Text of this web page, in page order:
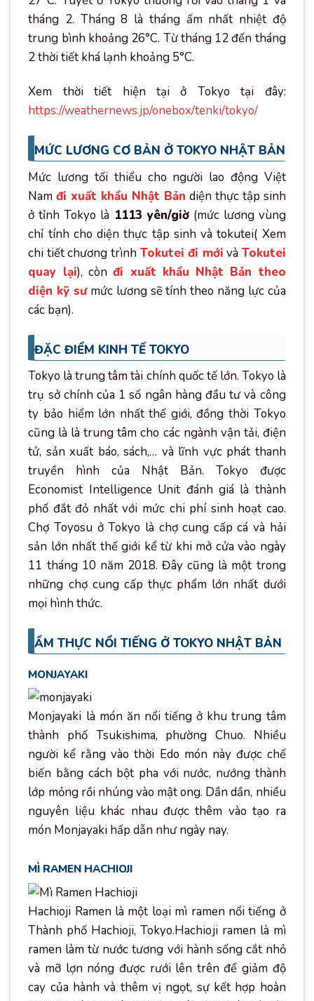
tháng 2. Tháng 8 là tháng ấm nhất nhiệt độ
trung bình khoảng 26°C. Từ tháng 12 đến tháng
2 thời tiết khá lạnh khoảng 5°C.
Xem thời tiết hiện tại ở Tokyo tại đây:
https://weathernews.jp/onebox/tenki/tokyo/
MỨC LƯƠNG CƠ BẢN Ở TOKYO NHẬT BẢN
Mức lương tối thiểu cho người lao động Việt
Namđi xuất khẩu Nhật Bản diện thực tập sinh
ở tỉnh Tokyo là 1113 yên/giờ(mức lương vùng
chỉ tính cho diện thực tập sinh và tokutei( Xem
chi tiết chương trình Tokutei đi mới và Tokutei
quay lại), cònđi xuất khẩu Nhật Bản theo
diện kỹ sưmức lương sẽ tính theo năng lực của
các bạn).
ĐẶC ĐIỂM KINH TẾ TOKYO
Tokyo là trung tâm tài chính quốc tế lớn. Tokyo là
trụ sở chính của 1 số ngân hàng đầu tư và công
ty bảo hiểm lớn nhất thế giới, đồng thời Tokyo
cũng là là trung tâm cho các ngành vận tải, điện
tử, sản xuất báo, sách,… và lĩnh vực phát thanh
truyền hình của Nhật Bản. Tokyo được
Economist Intelligence Unit đánh giá là thành
phố đắt đỏ nhất với mức chi phí sinh hoạt cao.
Chợ Toyosu ở Tokyo là chợ cung cấp cá và hải
sản lớn nhất thế giới kể từ khi mở cửa vào ngày
11 tháng 10 năm 2018. Đây cũng là một trong
những chợ cung cấp thực phẩm lớn nhất dưới
mọi hình thức.
ẨM THỰC NỔI TIẾNG Ở TOKYO NHẬT BẢN
MONJAYAKI
Monjayaki là món ăn nổi tiếng ở khu trung tâm
thành phố Tsukishima, phường Chuo. Nhiều
người kể rằng vào thời Edo món này được chế
biến bằng cách bột pha với nước, nướng thành
lớp mỏng rồi nhúng vào mật ong. Dần dần, nhiều
nguyên liệu khác nhau được thêm vào tạo ra
món Monjayaki hấp dẫn như ngày nay.
MÌ RAMEN HACHIOJI
Hachioji Ramen là một loại mì ramen nổi tiếng ở
Thành phố Hachioji, Tokyo.Hachioji ramen là mì
ramen làm từ nước tương với hành sống cắt nhỏ
và mỡ lợn nóng được rưới lên trên để giảm độ
cay của hành và thêm vị ngọt, sự kết hợp hoàn